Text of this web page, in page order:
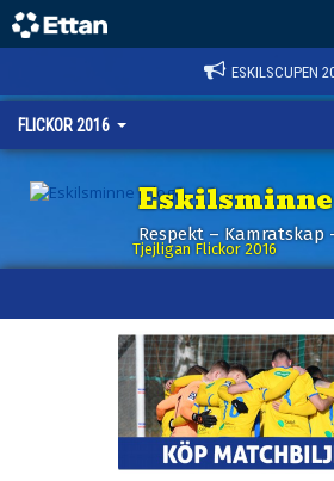
ESKILSCUPEN
FLICKOR 2016
Respekt – Kamratskap
Tjejligan Flickor 2016